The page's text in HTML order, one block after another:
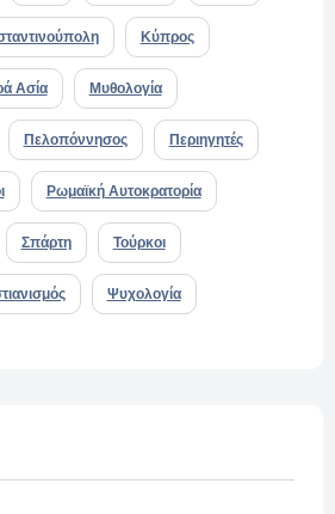
Κύπρος
Ασία Μυθολογία
Πελοπόννησος Περιηγητές
Ρωμαϊκή Αυτοκρατορία
Σπάρτη Τούρκοι
Ψυχολογία